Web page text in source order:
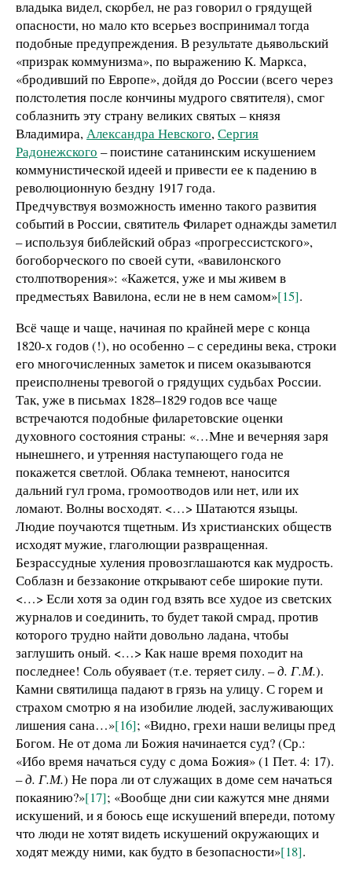
владыка видел, скорбел, не раз говорил о грядущей
опасности, но мало кто всерьез воспринимал тогда
подобные предупреждения. В результате дьявольский
«призрак коммунизма», по выражению К. Маркса,
«бродивший по Европе», дойдя до России (всего через
полстолетия после кончины мудрого святителя), смог
соблазнить эту страну великих святых – князя
Владимира,Александра Невского,Сергия
Радонежского – поистине сатанинским искушением
коммунистической идеей и привести ее к падению в
революционную бездну 1917 года.
Предчувствуя возможность именно такого развития
событий в России, святитель Филарет однажды заметил
– используя библейский образ «прогрессистского»,
богоборческого по своей сути, «вавилонского
столпотворения»: «Кажется, уже и мы живем в
предместьях Вавилона, если не в нем самом»[15].
Всё чаще и чаще, начиная по крайней мере с конца
1820-х годов (!), но особенно – с середины века, строки
его многочисленных заметок и писем оказываются
преисполнены тревогой о грядущих судьбах России.
Так, уже в письмах 1828–1829 годов все чаще
встречаются подобные филаретовские оценки
духовного состояния страны: «…Мне и вечерняя заря
нынешнего, и утренняя наступающего года не
покажется светлой. Облака темнеют, наносится
дальний гул грома, громоотводов или нет, или их
ломают. Волны восходят. <…> Шатаются языцы.
Людие поучаются тщетным. Из христианских обществ
исходят мужие, глаголющии развращенная.
Безрассудные хуления провозглашаются как мудрость.
Соблазн и беззаконие открывают себе широкие пути.
<…> Если хотя за один год взять все худое из светских
журналов и соединить, то будет такой смрад, против
которого трудно найти довольно ладана, чтобы
заглушить оный. <…> Как наше время походит на
последнее! Соль обуявает (т.е. теряет силу. –д. Г.М.).
Камни святилища падают в грязь на улицу. С горем и
страхом смотрю я на изобилие людей, заслуживающих
лишения сана…»[16]; «Видно, грехи наши велицы пред
Богом. Не от дома ли Божия начинается суд? (Ср.:
«Ибо время начаться суду с дома Божия» (1 Пет. 4: 17).
–д. Г.М.) Не пора ли от служащих в доме сем начаться
покаянию?»[17]; «Вообще дни сии кажутся мне днями
искушений, и я боюсь еще искушений впереди, потому
что люди не хотят видеть искушений окружающих и
ходят между ними, как будто в безопасности»[18].